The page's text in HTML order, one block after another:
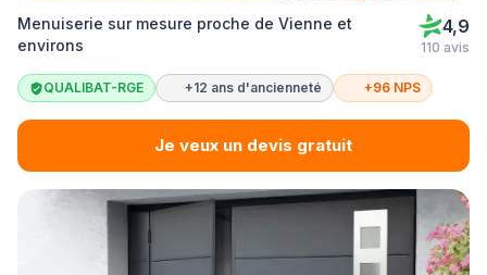
Menuiserie sur mesure proche de Vienne et
environs
4,9
110 avis
QUALIBAT-RGE +12 ans d'ancienneté +96 NPS
Je veux un devis gratuit